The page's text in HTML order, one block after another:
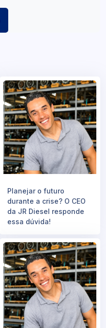
Planejar o futuro
durante a crise? O CEO
da JR Diesel responde
essa dúvida!